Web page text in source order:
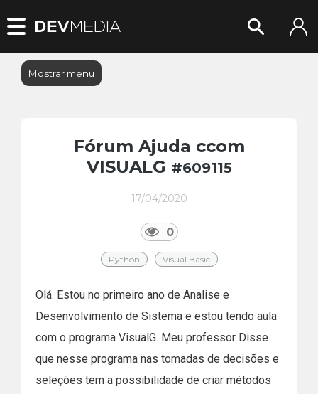
Mostrar menu
Fórum Ajuda ccom
VISUALG #609115
17/04/2020
0
Python Visual Basic
Olá. Estou no primeiro ano de Analise e
Desenvolvimento de Sistema e estou tendo aula
com o programa VisualG. Meu professor Disse
que nesse programa nas tomadas de decisões e
seleções tem a possibilidade de criar métodos